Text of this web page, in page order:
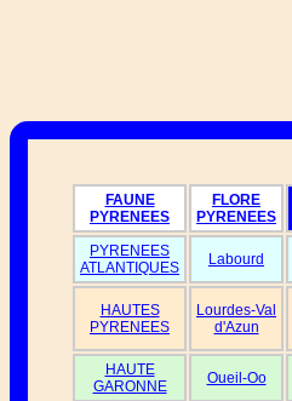
FAUNE
PYRENEES
FLORE
PYRENEES
PYRENEES
ATLANTIQUES
Labourd
HAUTES
PYRENEES
Lourdes-Val
d'Azun
HAUTE
GARONNE
Oueil-Oo